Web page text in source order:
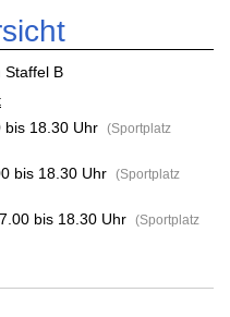
Staffel B
bis 18.30 Uhr (Sportplatz
bis 18.30 Uhr (Sportplatz
bis 18.30 Uhr (Sportplatz